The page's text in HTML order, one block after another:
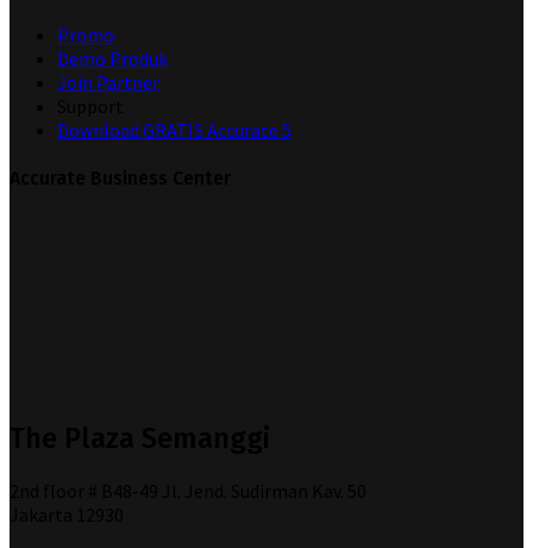
Promo
Demo Produk
Join Partner
Download GRATIS Accurate 5